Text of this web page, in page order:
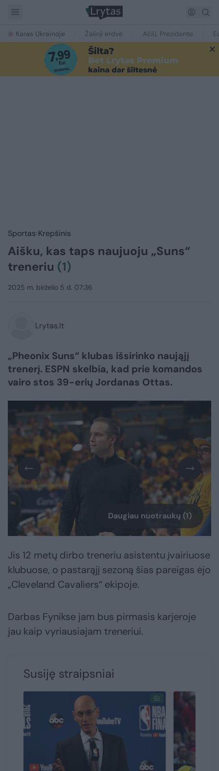
Karas Ukrainoje Žalioji erdvė Ačiū, Prezidente
Sportas Krepšinis
Aišku, kas taps naujuoju „Suns“
treneriu (1)
2025 m. birželio 5 d. 07:36
Lrytas.lt
„Pheonix Suns“ klubas išsirinko naująjį
trenerį. ESPN skelbia, kad prie komandos
vairo stos 39-erių Jordanas Ottas.
Daugiau nuotraukų (1)
Jis 12 metų dirbo treneriu asistentu įvairiuose
klubuose, o pastarąjį sezoną šias pareigas ėjo
„Cleveland Cavaliers“ ekipoje.
Darbas Fynikse jam bus pirmasis karjeroje
jau kaip vyriausiajam treneriui.
Susiję straipsniai